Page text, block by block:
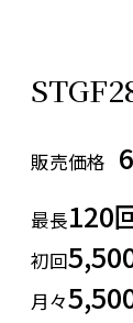
販売価格
最長120
初回
月々